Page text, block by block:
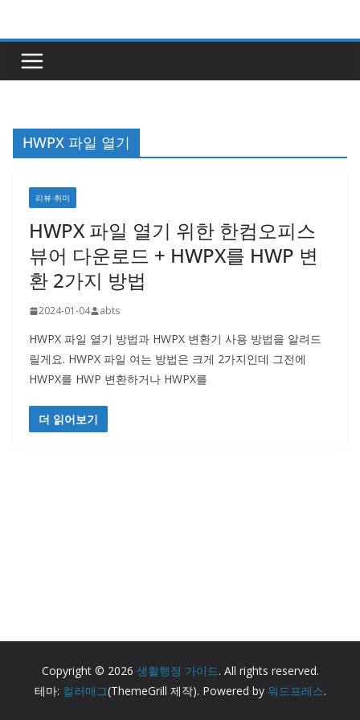
로
HWPX 파일 열기
리뷰·취미
HWPX 파일 열기 위한 한컴오피스
뷰어 다운로드 + HWPX를 HWP 변
환 2가지 방법
2024-01-04 abts
HWPX 파일 열기 방법과 HWPX 변환기 사용 방법을 알려드
릴게요. HWPX 파일 여는 방법은 크게 2가지인데 그전에
HWPX를 HWP 변환하거나 HWPX를
더 읽어보기
Copyright © 2026 생활행정 가이드. All rights reserved.
테마: 컬러매그(ThemeGrill 제작). Powered by 워드프레스.